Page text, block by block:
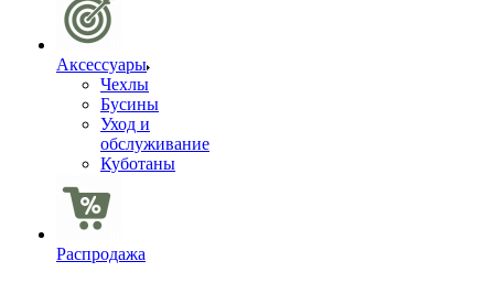
Аксессуары
Чехлы
Бусины
Уход и
обслуживание
Куботаны
Распродажа